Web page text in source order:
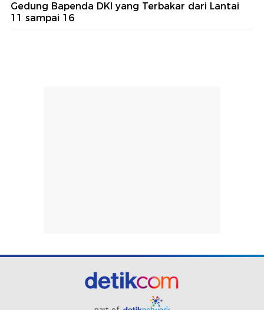
Gedung Bapenda DKI yang Terbakar dari Lantai
11 sampai 16